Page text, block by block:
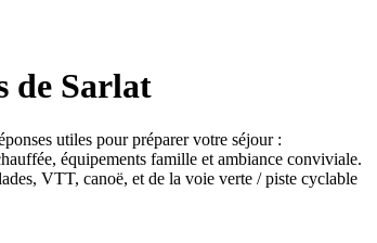
de Sarlat
utiles pour préparer votre séjour :
équipements famille et ambiance conviviale.
VTT, canoë, et de la voie verte / piste cyclable